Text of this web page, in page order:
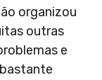
organizou
outras
e